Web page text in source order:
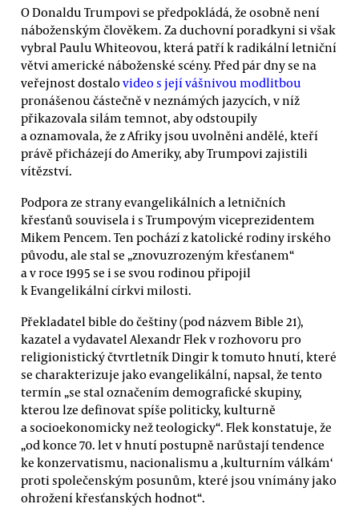
O Donaldu Trumpovi se předpokládá, že osobně není
náboženským člověkem. Za duchovní poradkyni si však
vybral Paulu Whiteovou, která patří k radikální letniční
větvi americké náboženské scény. Před pár dny se na
veřejnost dostalovideo s její vášnivou modlitbou
pronášenou částečně v neznámých jazycích, v níž
přikazovala silám temnot, aby odstoupily
a oznamovala, že z Afriky jsou uvolněni andělé, kteří
právě přicházejí do Ameriky, aby Trumpovi zajistili
vítězství.
Podpora ze strany evangelikálních a letničních
křesťanů souvisela i s Trumpovým viceprezidentem
Mikem Pencem. Ten pochází z katolické rodiny irského
původu, ale stal se „znovuzrozeným křesťanem“
a v roce 1995 se i se svou rodinou připojil
k Evangelikální církvi milosti.
Překladatel bible do češtiny (pod názvem Bible 21),
kazatel a vydavatel Alexandr Flek v rozhovoru pro
religionistický čtvrtletník Dingir k tomuto hnutí, které
se charakterizuje jako evangelikální, napsal, že tento
termín „se stal označením demografické skupiny,
kterou lze definovat spíše politicky, kulturně
a socioekonomicky než teologicky“. Flek konstatuje, že
„od konce 70. let v hnutí postupně narůstají tendence
ke konzervatismu, nacionalismu a ‚kulturním válkám‘
proti společenským posunům, které jsou vnímány jako
ohrožení křesťanských hodnot“.